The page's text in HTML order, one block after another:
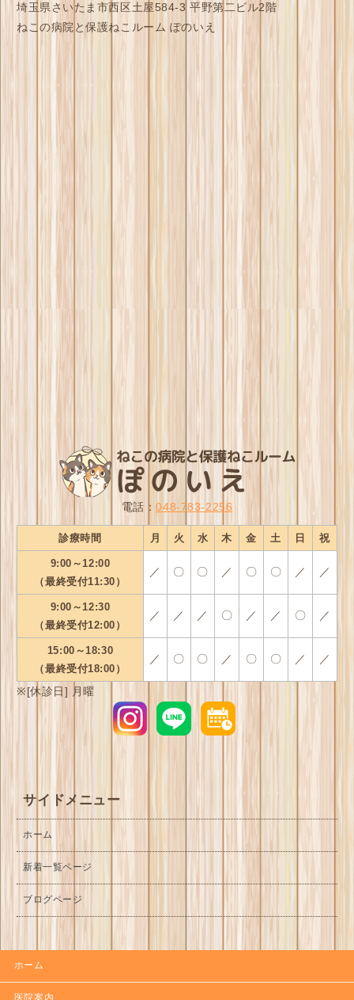
埼玉県さいたま市西区土屋584-3 平野第二ビル2階
ねこの病院と保護ねこルーム ぽのいえ
電話：048-783-2256
診療時間 月 火 水 木 金 土 日 祝
9:00～12:00
（最終受付11:30）
／ 〇 〇 ／ 〇 〇 ／ ／
9:00～12:30
（最終受付12:00）
／ ／ ／ 〇 ／ ／ 〇 ／
15:00～18:30
（最終受付18:00）
／ 〇 〇 ／ 〇 〇 ／ ／
[休診日] 月曜
サイドメニュー
ホーム
新着一覧ページ
ブログページ
ホーム
医院案内